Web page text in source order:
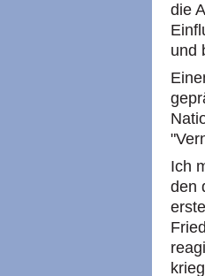
die
und
Ich
den